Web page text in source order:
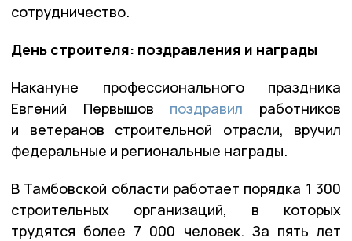
сотрудничество.
День строителя: поздравления и награды
Накануне профессионального праздника
Евгений Первышов поздравил работников
и ветеранов строительной отрасли, вручил
федеральные и региональные награды.
В Тамбовской области работает порядка 1 300
строительных организаций, в которых
трудятся более 7 000 человек. За пять лет